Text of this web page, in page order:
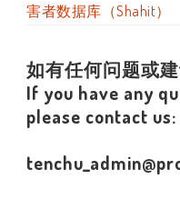
害者数据库（Shahit）
如有任何问题或
If you have any
please contact us: